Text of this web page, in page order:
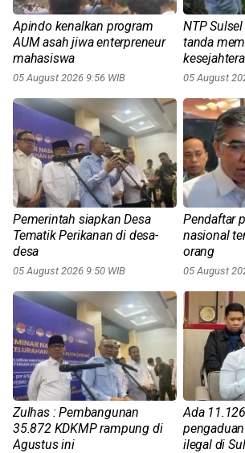
Apindo kenalkan program
AUM asah jiwa enterpreneur
mahasiswa
05 August 2026 9:56 WIB
NTP
tanda
05 August
Pemerintah siapkan Desa
Tematik Perikanan di desa-
desa
05 August 2026 9:50 WIB
Pendaftar
nasional
orang
05 August
Zulhas : Pembangunan
35.872 KDKMP rampung di
Agustus ini
Ada
ilegal di